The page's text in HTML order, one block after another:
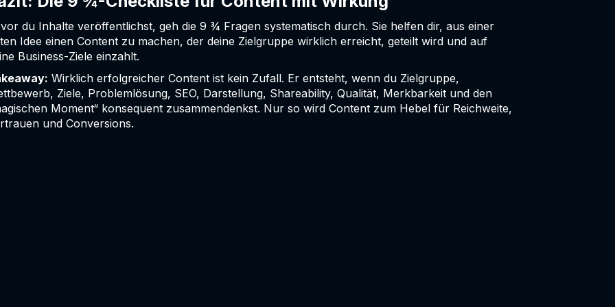
du Inhalte veröffentlichst, geh die 9 ¾ Fragen systematisch durch. Sie helfen dir, aus einer
Idee einen Content zu machen, der deine Zielgruppe wirklich erreicht, geteilt wird und auf
Business-Ziele einzahlt.
Wirklich erfolgreicher Content ist kein Zufall. Er entsteht, wenn du Zielgruppe,
Ziele, Problemlösung, SEO, Darstellung, Shareability, Qualität, Merkbarkeit und den
Moment“ konsequent zusammendenkst. Nur so wird Content zum Hebel für Reichweite,
und Conversions.